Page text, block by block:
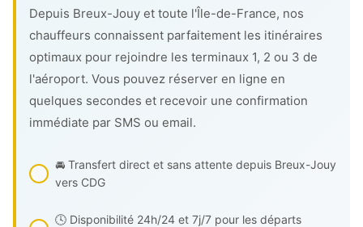
Depuis Breux-Jouy et toute l'Île-de-France, nos
chauffeurs connaissent parfaitement les itinéraires
optimaux pour rejoindre les terminaux 1, 2 ou 3 de
l'aéroport. Vous pouvez réserver en ligne en
quelques secondes et recevoir une confirmation
immédiate par SMS ou email.
🚘 Transfert direct et sans attente depuis Breux-Jouy
vers CDG
🕓 Disponibilité 24h/24 et 7j/7 pour les départs